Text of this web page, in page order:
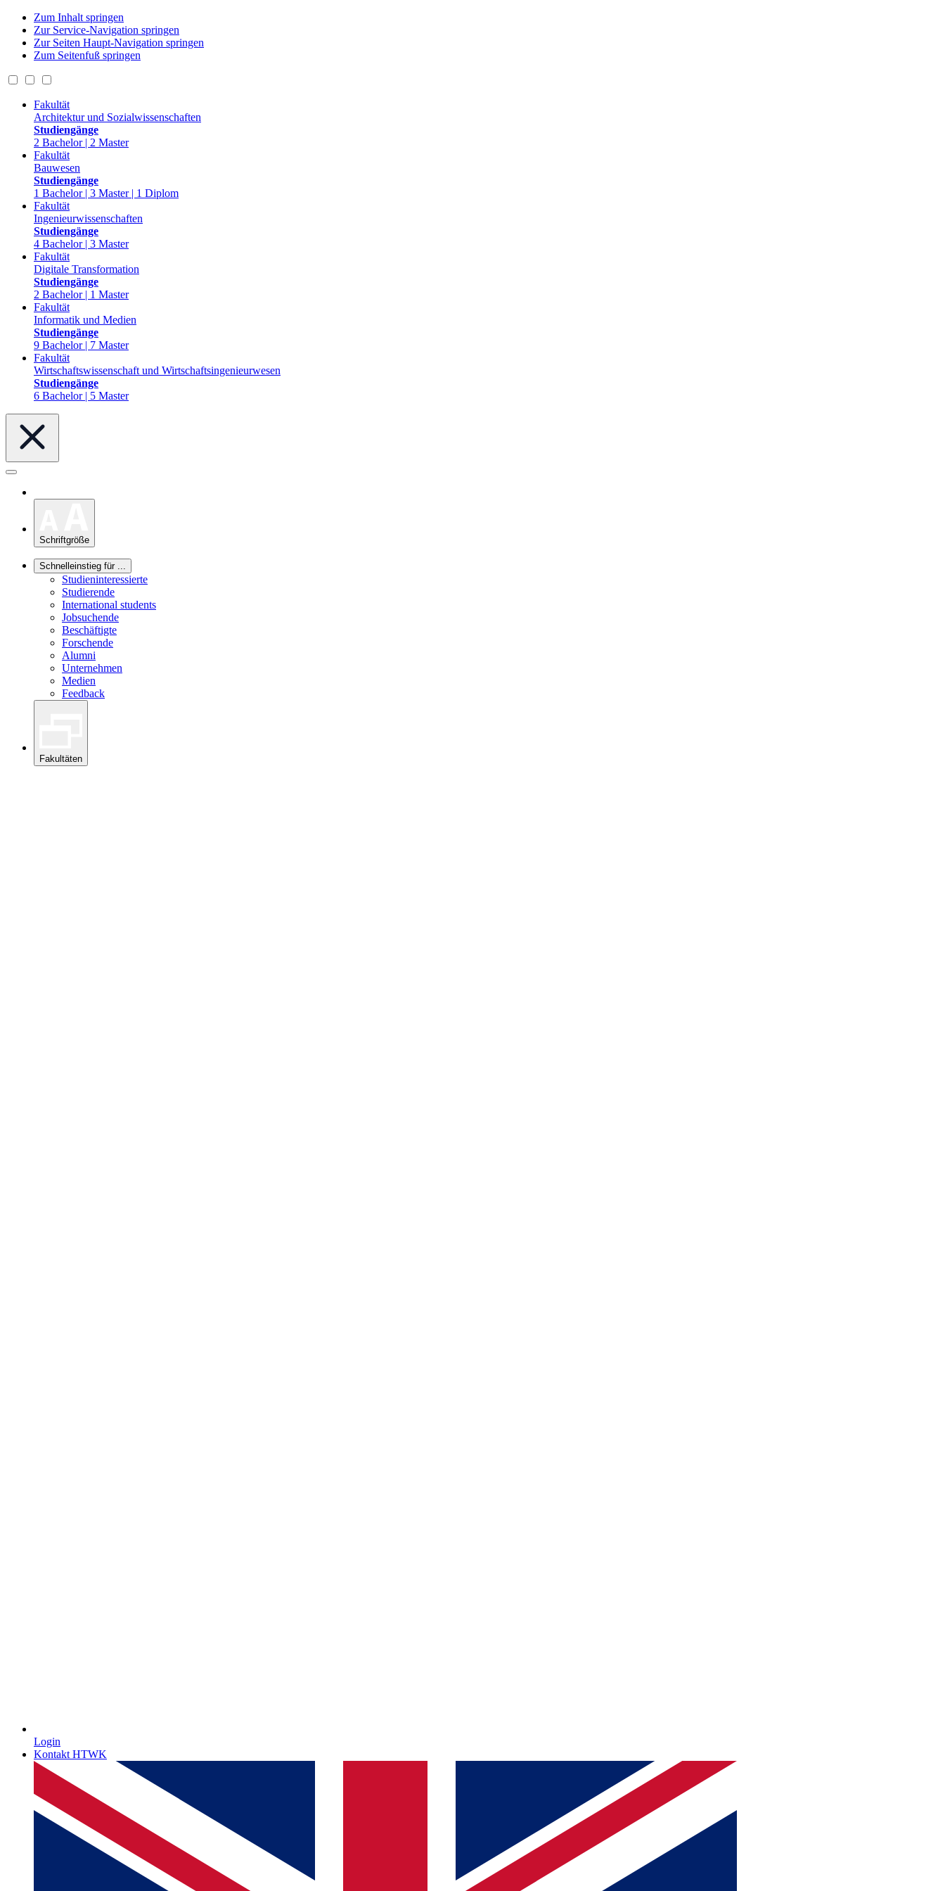
Zum Inhalt springen
Zur Service-Navigation springen
Zur Seiten Haupt-Navigation springen
Zum Seitenfuß springen
Fakultät
Architektur und Sozialwissenschaften
Studiengänge
2 Bachelor | 2 Master
Fakultät
Bauwesen
Studiengänge
1 Bachelor | 3 Master | 1 Diplom
Fakultät
Ingenieurwissenschaften
Studiengänge
4 Bachelor | 3 Master
Fakultät
Digitale Transformation
Studiengänge
2 Bachelor | 1 Master
Fakultät
Informatik und Medien
Studiengänge
9 Bachelor | 7 Master
Fakultät
Wirtschaftswissenschaft und Wirtschaftsingenieurwesen
Studiengänge
6 Bachelor | 5 Master
Schriftgröße
Schnelleinstieg für ...
Studieninteressierte
Studierende
International students
Jobsuchende
Beschäftigte
Forschende
Alumni
Unternehmen
Medien
Feedback
Fakultäten
Login
Kontakt HTWK